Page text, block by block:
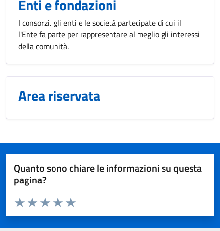
Enti e fondazioni
I consorzi, gli enti e le società partecipate di cui il
l'Ente fa parte per rappresentare al meglio gli interessi
della comunità.
Area riservata
Quanto sono chiare le informazioni su questa
pagina?
Valuta da 1 a 5 stelle la pagina
Valuta 5 stelle su 5
Valuta 4 stelle su 5
Valuta 3 stelle su 5
Valuta 2 stelle su 5
Valuta 1 stelle su 5